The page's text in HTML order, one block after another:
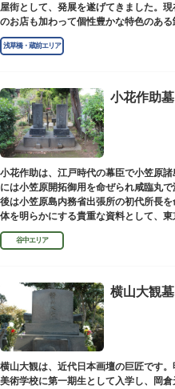
屋街として、発展を遂げてきました。
のお店も加わって個性豊かな特色のある
浅草橋・蔵前エリア
小花作助墓
小花作助は、江戸時代の幕臣で小笠原
には小笠原開拓御用を命ぜられ咸臨丸
後は小笠原島内務省出張所の初代所長
体を明らかにする貴重な資料として、
す。お墓は谷中霊園にあります。
谷中エリア
横山大観墓
横山大観は、近代日本画壇の巨匠です
美術学校に第一期生として入学し、岡